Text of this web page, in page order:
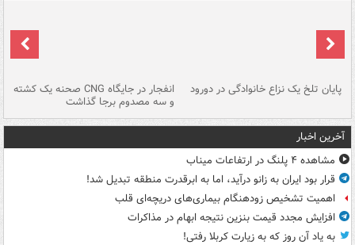
پایان تلخ یک نزاع خانوادگی در دورود انفجار در جایگاه CNG صحنه یک کشته
و سه مصدوم برجا گذاشت
آخرین اخبار
مشاهده ۴ پلنگ در ارتفاعات میناب
قرار بود ایران به زانو درآید، اما به ابرقدرت منطقه تبدیل شد!
اهمیت تشخیص زودهنگام بیماری‌های دریچه‌ای قلب
افزایش مجدد قیمت بنزین نتیجه ابهام در مذاکرات
به یاد آن روز که به زیارت کربلا رفتی!